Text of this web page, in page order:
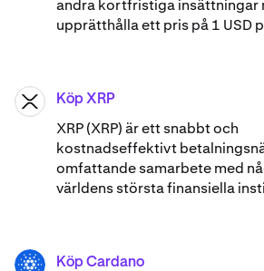
andra kortfristiga insättningar
upprätthålla ett pris på 1 USD
XRP Köp XRP
XRP (XRP) är ett snabbt och
kostnadseffektivt
omfattande samarbete med
världens största finansiella
ADA Köp Cardano